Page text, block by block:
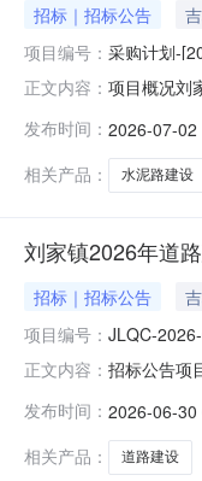
招标｜招标公告
项目编号： 采购计划-
正文内容： 项目概况刘
额（元）：
发布时间： 2026-07-02
相关产品：
水泥路建设
刘家镇2026年道
招标｜招标公告
项目编号： JLQC-
正文内容： 招标公告项
称：刘家镇
JLQC-20
发布时间： 2026-06-30
相关产品：
道路建设